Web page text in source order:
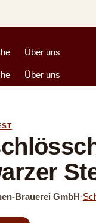
Über uns
Über uns
Brauerei GmbH·